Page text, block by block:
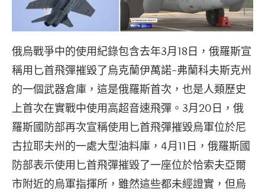
俄烏戰爭中的使用紀錄包含去年3月18日，俄羅斯宣
稱用匕首飛彈摧毀了烏克蘭伊萬諾-弗蘭科夫斯克州
的一個武器倉庫，這是俄羅斯首次，也是人類歷史
上首次在實戰中使用高超音速飛彈。3月20日，俄
羅斯國防部再次宣稱使用匕首飛彈摧毀烏軍位於尼
古拉耶夫州的一處大型油料庫，4月11日，俄羅斯國
防部表示使用匕首飛彈摧毀了一座位於恰索夫亞爾
市附近的烏軍指揮所，雖然這些都未經證實，但烏